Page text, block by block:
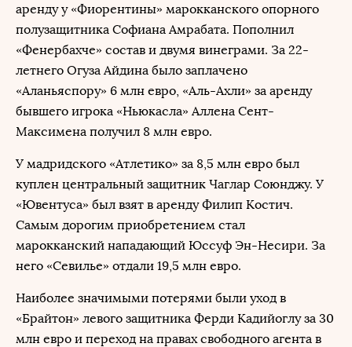
аренду у «Фиорентины» марокканского опорного
полузащитника Софиана Амрабата. Пополнил
«Фенербахче» состав и двумя винеграми. За 22-
летнего Огуза Айдина было заплачено
«Аланьяспору» 6 млн евро, «Аль-Ахли» за аренду
бывшего игрока «Ньюкасла» Аллена Сент-
Максимена получил 8 млн евро.
У мадридского «Атлетико» за 8,5 млн евро был
куплен центральный защитник Чаглар Союнджу. У
«Ювентуса» был взят в аренду Филип Костич.
Самым дорогим приобретением стал
марокканский нападающий Юссуф Эн-Несири. За
него «Севилье» отдали 19,5 млн евро.
Наиболее значимыми потерями были уход в
«Брайтон» левого защитника Ферди Кадийоглу за 30
млн евро и переход на правах свободного агента в